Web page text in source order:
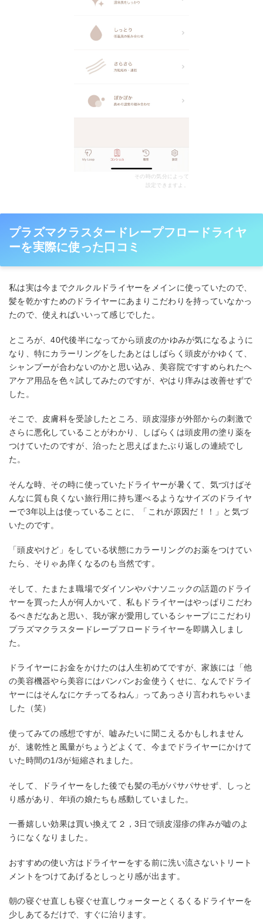
その時の気分によって
設定できますよ。
プラズマクラスタードレープフロードライヤ
ーを実際に使った口コミ
私は実は今までクルクルドライヤーをメインに使っていたので、
髪を乾かすためのドライヤーにあまりこだわりを持っていなかっ
たので、使えればいいって感じでした。
ところが、40代後半になってから頭皮のかゆみが気になるように
なり、特にカラーリングをしたあとはしばらく頭皮がかゆくて、
シャンプーが合わないのかと思い込み、美容院ですすめられたヘ
アケア用品を色々試してみたのですが、やはり痒みは改善せずで
した。
そこで、皮膚科を受診したところ、頭皮湿疹が外部からの刺激で
さらに悪化していることがわかり、しばらくは頭皮用の塗り薬を
つけていたのですが、治ったと思えばまたぶり返しの連続でし
た。
そんな時、その時に使っていたドライヤーが暑くて、気づけばそ
んなに質も良くない旅行用に持ち運べるようなサイズのドライヤ
ーで3年以上は使っていることに、「これが原因だ！！」と気づ
いたのです。
「頭皮やけど」をしている状態にカラーリングのお薬をつけてい
たら、そりゃあ痒くなるのも当然です。
そして、たまたま職場でダイソンやパナソニックの話題のドライ
ヤーを買った人が何人かいて、私もドライヤーはやっぱりこだわ
るべきだなあと思い、我が家が愛用しているシャープにこだわり
プラズマクラスタードレープフロードライヤーを即購入しまし
た。
ドライヤーにお金をかけたのは人生初めてですが、家族には「他
の美容機器やら美容にはバンバンお金使うくせに、なんでドライ
ヤーにはそんなにケチってるねん」ってあっさり言われちゃいま
した（笑）
使ってみての感想ですが、嘘みたいに聞こえるかもしれません
が、速乾性と風量がちょうどよくて、今までドライヤーにかけて
いた時間の1/3が短縮されました。
そして、ドライヤーをした後でも髪の毛がパサパサせず、しっと
り感があり、年頃の娘たちも感動していました。
一番嬉しい効果は買い換えて２，3日で頭皮湿疹の痒みが嘘のよ
うになくなりました。
おすすめの使い方はドライヤーをする前に洗い流さないトリート
メントをつけてあげるとしっとり感が出ます。
朝の寝ぐせ直しも寝ぐせ直しウォーターとくるくるドライヤーを
少しあてるだけで、すぐに治ります。